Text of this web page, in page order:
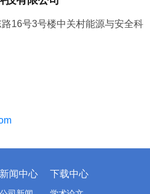
16号3号楼中关村能源与安全科
新闻中心 下载中心